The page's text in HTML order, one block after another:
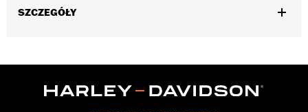
SZCZEGÓŁY
WARRANTY:1 year limited warranty – Go towww.h-